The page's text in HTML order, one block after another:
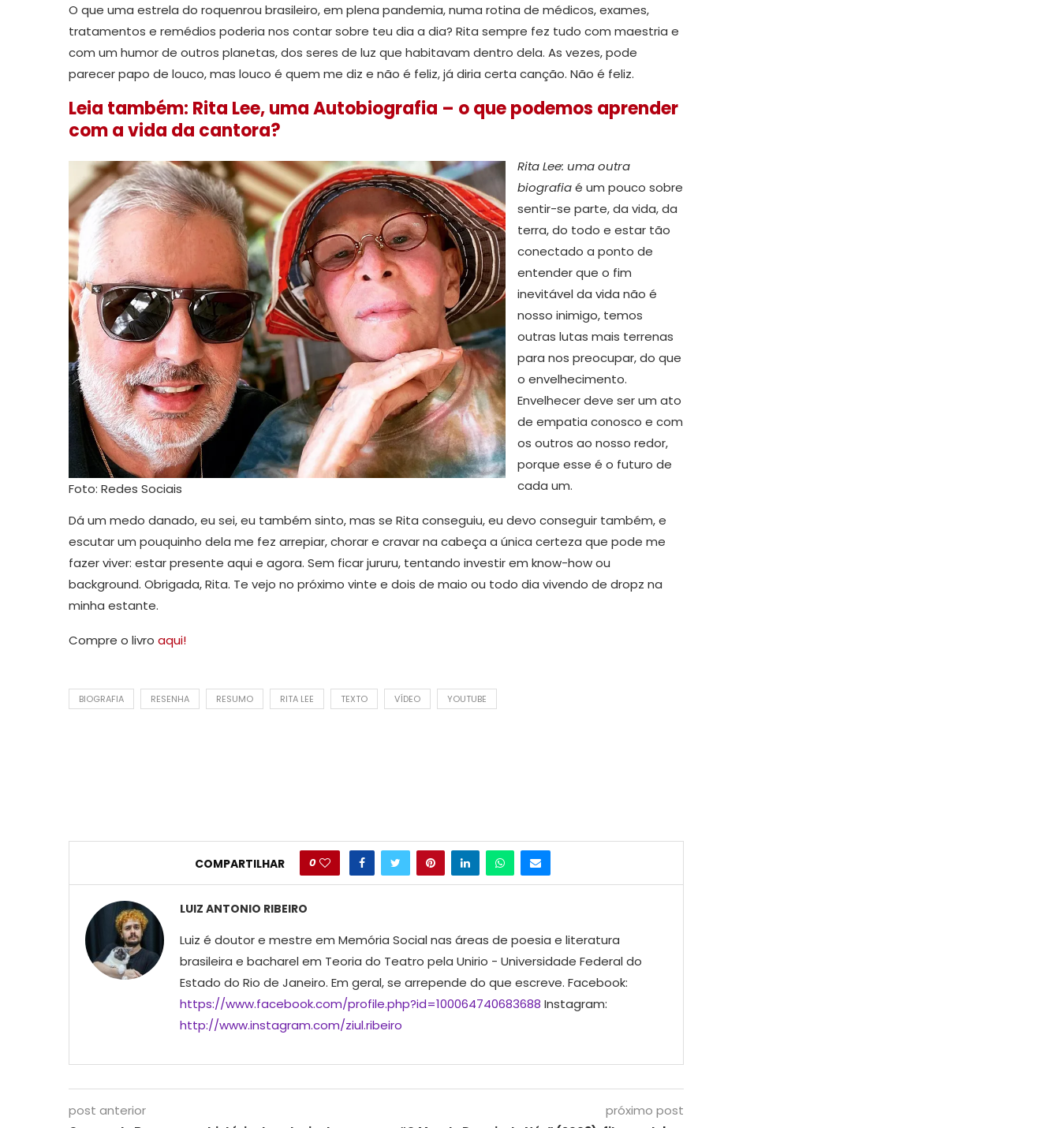
O que uma estrela do roquenrou brasileiro, em plena pandemia, numa rotina de médicos, exames,
tratamentos e remédios poderia nos contar sobre teu dia a dia? Rita sempre fez tudo com maestria e
com um humor de outros planetas, dos seres de luz que habitavam dentro dela. As vezes, pode
parecer papo de louco, mas louco é quem me diz e não é feliz, já diria certa canção. Não é feliz.
Leia também: Rita Lee, uma Autobiografia – o que podemos aprender
com a vida da cantora?
Foto: Redes Sociais
Rita Lee: uma outra
biografiaé um pouco sobre
sentir-se parte, da vida, da
terra, do todo e estar tão
conectado a ponto de
entender que o fim
inevitável da vida não é
nosso inimigo, temos
outras lutas mais terrenas
para nos preocupar, do que
o envelhecimento.
Envelhecer deve ser um ato
de empatia conosco e com
os outros ao nosso redor,
porque esse é o futuro de
cada um.
Dá um medo danado, eu sei, eu também sinto, mas se Rita conseguiu, eu devo conseguir também, e
escutar um pouquinho dela me fez arrepiar, chorar e cravar na cabeça a única certeza que pode me
fazer viver: estar presente aqui e agora. Sem ficar jururu, tentando investir em know-how ou
background. Obrigada, Rita. Te vejo no próximo vinte e dois de maio ou todo dia vivendo de dropz na
minha estante.
Compre o livro aqui!
BIOGRAFIA RESENHA RESUMO RITA LEE TEXTO VÍDEO YOUTUBE
COMPARTILHAR 0
LUIZ ANTONIO RIBEIRO
Luiz é doutor e mestre em Memória Social nas áreas de poesia e literatura
brasileira e bacharel em Teoria do Teatro pela Unirio - Universidade Federal do
Estado do Rio de Janeiro. Em geral, se arrepende do que escreve. Facebook:
https://www.facebook.com/profile.php?id=100064740683688 Instagram:
http://www.instagram.com/ziul.ribeiro
post anterior próximo post